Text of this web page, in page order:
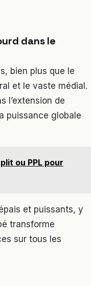
dans le
bien plus que le
et le vaste médial.
l’extension de
puissance globale
ou PPL pour
et puissants, y
transforme
sur tous les